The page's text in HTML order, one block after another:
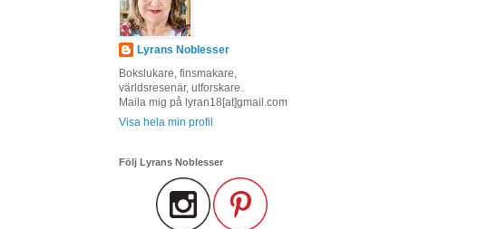
Lyrans Noblesser
Bokslukare, finsmakare,
världsresenär, utforskare.
Maila mig på lyran18[at]gmail.com
Visa hela min profil
Följ Lyrans Noblesser